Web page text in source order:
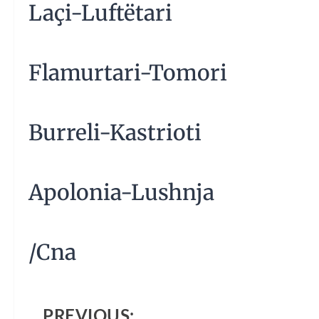
Laçi-Luftëtari
Flamurtari-Tomori
Burreli-Kastrioti
Apolonia-Lushnja
/Cna